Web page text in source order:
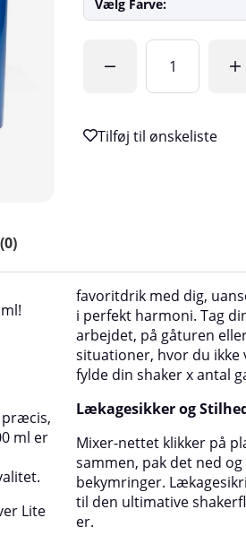
Vælg Farve:
(0)
præcis,
ml er
Lite
favoritdrik med dig,
i perfekt harmoni. Tag
arbejdet, på gåturen
situationer, hvor du
fylde din shaker x antal
Lækagesikker og
Mixer-nettet klikker på
sammen, pak det ned
bekymringer.
til den ultimative
er.